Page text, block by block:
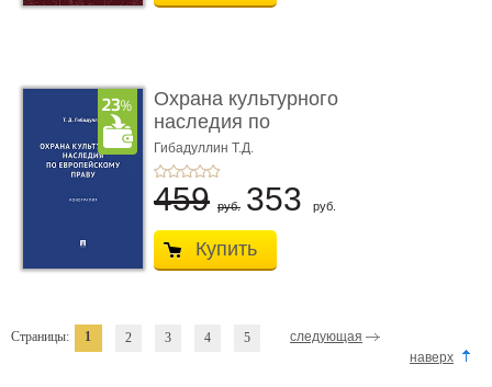
Охрана культурного
наследия по
европейскому п ...
Гибадуллин Т.Д.
459 руб. 353 руб.
Купить
Страницы: 1 2 3 4 5
следующая
наверх